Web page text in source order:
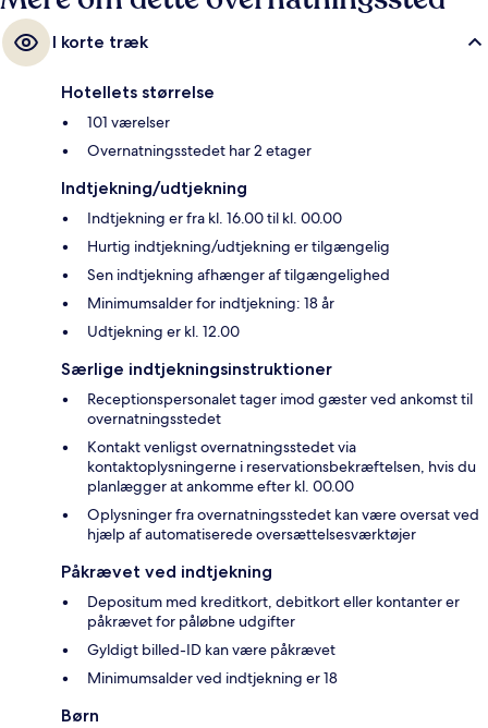
I korte træk
Hotellets størrelse
101 værelser
Overnatningsstedet har 2 etager
Indtjekning/udtjekning
Indtjekning er fra kl. 16.00 til kl. 00.00
Hurtig indtjekning/udtjekning er tilgængelig
Sen indtjekning afhænger af tilgængelighed
Minimumsalder for indtjekning: 18 år
Udtjekning er kl. 12.00
Særlige indtjekningsinstruktioner
Receptionspersonalet tager imod gæster ved ankomst til
overnatningsstedet
Kontakt venligst overnatningsstedet via
kontaktoplysningerne i reservationsbekræftelsen, hvis du
planlægger at ankomme efter kl. 00.00
Oplysninger fra overnatningsstedet kan være oversat ved
hjælp af automatiserede oversættelsesværktøjer
Påkrævet ved indtjekning
Depositum med kreditkort, debitkort eller kontanter er
påkrævet for påløbne udgifter
Gyldigt billed-ID kan være påkrævet
Minimumsalder ved indtjekning er 18
Børn